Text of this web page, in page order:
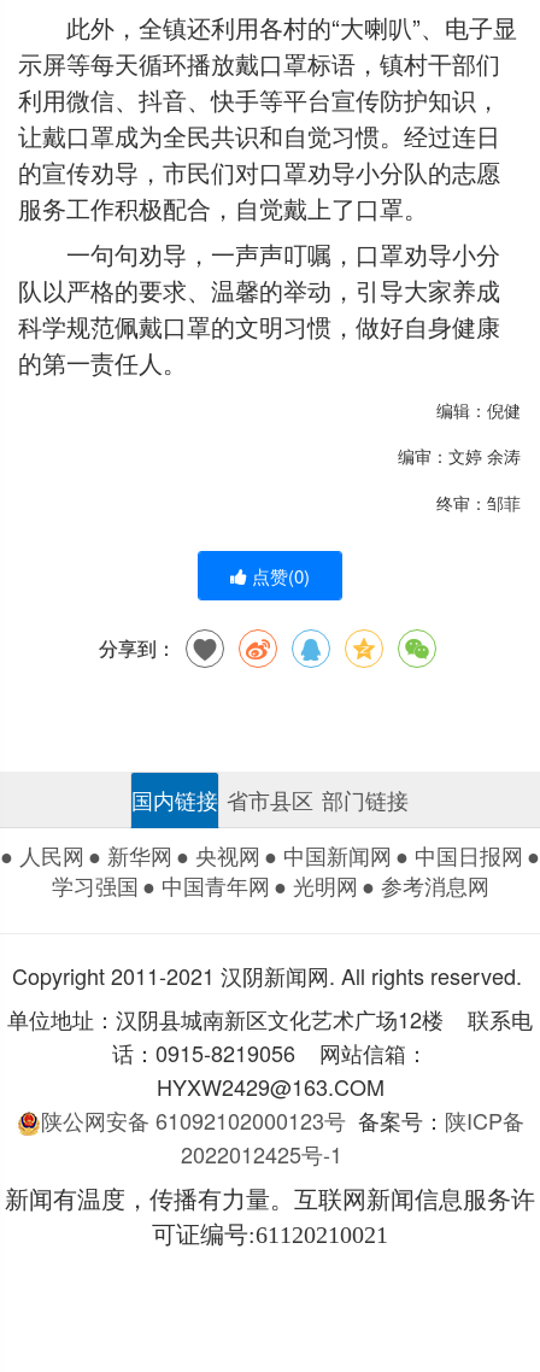
此外，全镇还利用各村的“大喇叭”、电子显
示屏等每天循环播放戴口罩标语，镇村干部们
利用微信、抖音、快手等平台宣传防护知识，
让戴口罩成为全民共识和自觉习惯。经过连日
的宣传劝导，市民们对口罩劝导小分队的志愿
服务工作积极配合，自觉戴上了口罩。
一句句劝导，一声声叮嘱，口罩劝导小分
队以严格的要求、温馨的举动，引导大家养成
科学规范佩戴口罩的文明习惯，做好自身健康
的第一责任人。
编辑：倪健
编审：文婷 余涛
终审：邹菲
点赞(0)
分享到：
国内链接 省市县区 部门链接
● 人民网 ● 新华网 ● 央视网 ● 中国新闻网 ● 中国日报网 ●
学习强国● 中国青年网 ● 光明网 ● 参考消息网
Copyright 2011-2021 汉阴新闻网. All rights reserved.
单位地址：汉阴县城南新区文化艺术广场12楼 联系电
话：0915-8219056 网站信箱：
HYXW2429@163.COM
陕公网安备 61092102000123号备案号： 陕ICP备
2022012425号-1
新闻有温度，传播有力量。互联网新闻信息服务许
可证编号:61120210021